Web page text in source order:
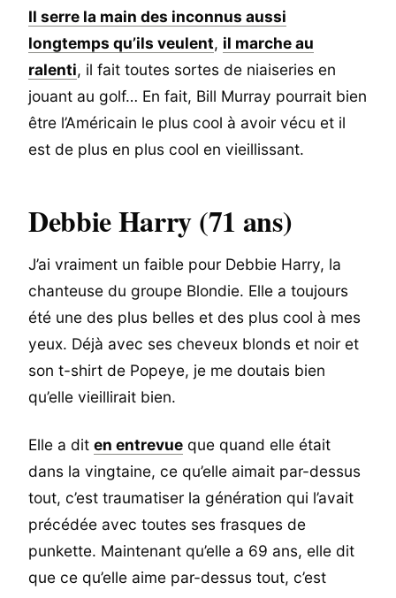
Il serre la main des inconnus aussi
longtemps qu’ils veulent, il marche au
ralenti, il fait toutes sortes de niaiseries en
jouant au golf… En fait, Bill Murray pourrait bien
être l’Américain le plus cool à avoir vécu et il
est de plus en plus cool en vieillissant.
Debbie Harry (71 ans)
J’ai vraiment un faible pour Debbie Harry, la
chanteuse du groupe Blondie. Elle a toujours
été une des plus belles et des plus cool à mes
yeux. Déjà avec ses cheveux blonds et noir et
son t-shirt de Popeye, je me doutais bien
qu’elle vieillirait bien.
Elle a dit en entrevue que quand elle était
dans la vingtaine, ce qu’elle aimait par-dessus
tout, c’est traumatiser la génération qui l’avait
précédée avec toutes ses frasques de
punkette. Maintenant qu’elle a 69 ans, elle dit
que ce qu’elle aime par-dessus tout, c’est